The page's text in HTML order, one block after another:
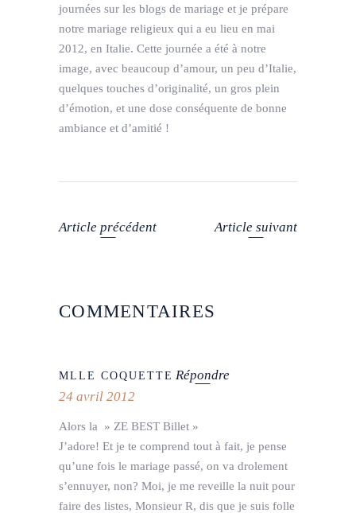
journées sur les blogs de mariage et je prépare
notre mariage religieux qui a eu lieu en mai
2012, en Italie. Cette journée a été à notre
image, avec beaucoup d’amour, un peu d’Italie,
quelques touches d’originalité, un gros plein
d’émotion, et une dose conséquente de bonne
ambiance et d’amitié !
Article précédent Article suivant
COMMENTAIRES
MLLE COQUETTE Répondre
24 avril 2012
Alors la » ZE BEST Billet »
J’adore! Et je te comprend tout à fait, je pense
qu’une fois le mariage passé, on va drolement
s’ennuyer, non? Moi, je me reveille la nuit pour
faire des listes, Monsieur R, dis que je suis folle